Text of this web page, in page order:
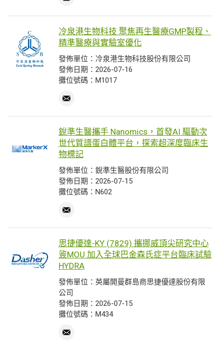
冷泉港生物科技 聚焦再生醫療GMP製程、
精準醫療與實驗室優化
發佈單位：冷泉港生物科技股份有限公司
發佈日期：2026-07-16
攤位號碼：M1017
銳準生醫攜手 Nanomics，首發AI 驅動次
世代質譜蛋白體平台，探索超深度臨床生
物標記
發佈單位：銳準生醫股份有限公司
發佈日期：2026-07-15
攤位號碼：N602
思捷優達-KY (7829) 攜挪威頂尖研究中心
簽MOU 加入全球巴金森氏症平台臨床試驗
HYDRA
發佈單位：英屬開曼群島商思捷優達股份有限
公司
發佈日期：2026-07-15
攤位號碼：M434